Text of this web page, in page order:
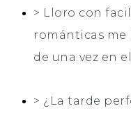
> Lloro con
románticas me
de una vez en
> ¿La tarde